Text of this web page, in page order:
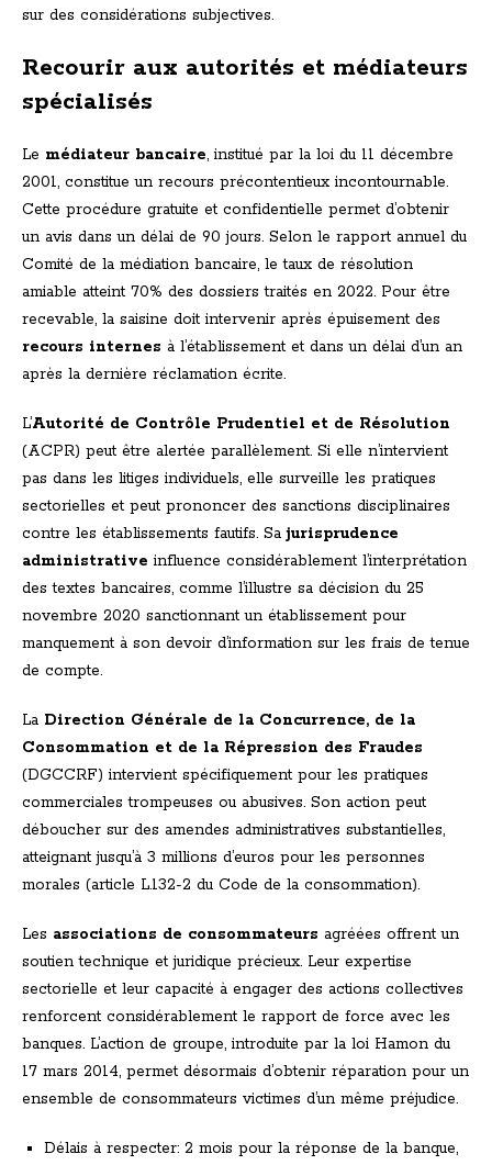
sur des considérations subjectives.
Recourir aux autorités et médiateurs
spécialisés
Le médiateur bancaire, institué par la loi du 11 décembre
2001, constitue un recours précontentieux incontournable.
Cette procédure gratuite et confidentielle permet d’obtenir
un avis dans un délai de 90 jours. Selon le rapport annuel du
Comité de la médiation bancaire, le taux de résolution
amiable atteint 70% des dossiers traités en 2022. Pour être
recevable, la saisine doit intervenir après épuisement des
recours internes à l’établissement et dans un délai d’un an
après la dernière réclamation écrite.
L’Autorité de Contrôle Prudentiel et de Résolution
(ACPR) peut être alertée parallèlement. Si elle n’intervient
pas dans les litiges individuels, elle surveille les pratiques
sectorielles et peut prononcer des sanctions disciplinaires
contre les établissements fautifs. Sajurisprudence
administrative influence considérablement l’interprétation
des textes bancaires, comme l’illustre sa décision du 25
novembre 2020 sanctionnant un établissement pour
manquement à son devoir d’information sur les frais de tenue
de compte.
La Direction Générale de la Concurrence, de la
Consommation et de la Répression des Fraudes
(DGCCRF) intervient spécifiquement pour les pratiques
commerciales trompeuses ou abusives. Son action peut
déboucher sur des amendes administratives substantielles,
atteignant jusqu’à 3 millions d’euros pour les personnes
morales (article L.132-2 du Code de la consommation).
Les associations de consommateurs agréées offrent un
soutien technique et juridique précieux. Leur expertise
sectorielle et leur capacité à engager des actions collectives
renforcent considérablement le rapport de force avec les
banques. L’action de groupe, introduite par la loi Hamon du
17 mars 2014, permet désormais d’obtenir réparation pour un
ensemble de consommateurs victimes d’un même préjudice.
Délais à respecter: 2 mois pour la réponse de la banque,